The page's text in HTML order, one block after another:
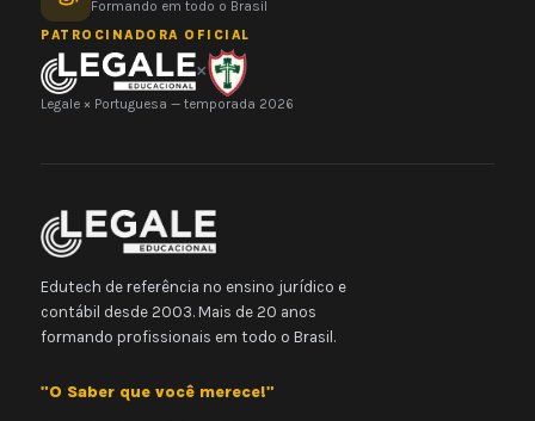
Formando em todo o Brasil
PATROCINADORA OFICIAL
×
Legale × Portuguesa — temporada 2026
Edutech de referência no ensino jurídico e
contábil desde 2003. Mais de 20 anos
formando profissionais em todo o Brasil.
"O Saber que você merece!"